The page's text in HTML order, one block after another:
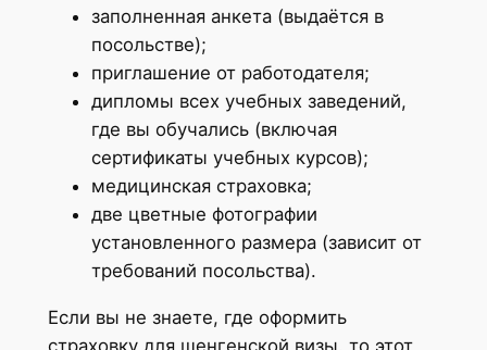
заполненная анкета (выдаётся в
посольстве);
приглашение от работодателя;
дипломы всех учебных заведений,
где вы обучались (включая
сертификаты учебных курсов);
медицинская страховка;
две цветные фотографии
установленного размера (зависит от
требований посольства).
Если вы не знаете, где оформить
страховку для шенгенской визы, то этот